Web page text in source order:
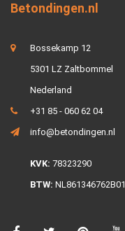
Betondingen.nl
Bossekamp 12
5301 LZ Zaltbommel
Nederland
+31 85 - 060 62 04
info@betondingen.nl
KVK: 78323290
BTW: NL861346762B01